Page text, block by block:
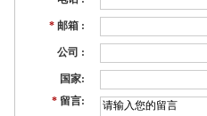
* 邮箱 :
公司 :
国家:
* 留言: